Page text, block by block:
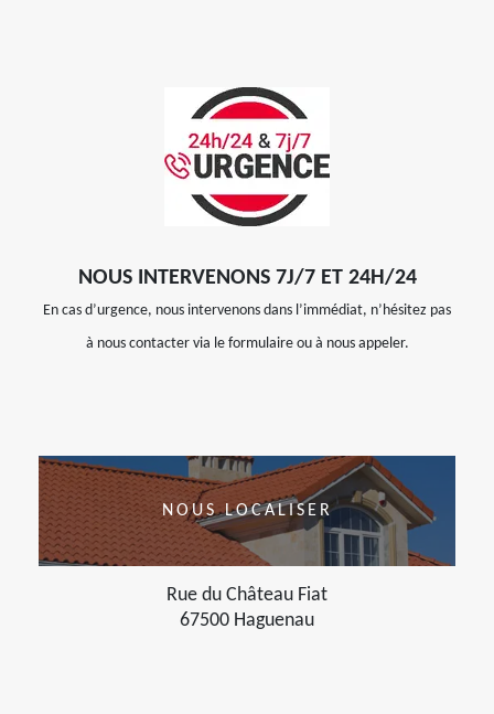
NOUS INTERVENONS 7J/7 ET 24H/24
En cas d’urgence, nous intervenons dans l’immédiat, n’hésitez pas
à nous contacter via le formulaire ou à nous appeler.
NOUS LOCALISER
Rue du Château Fiat
67500 Haguenau